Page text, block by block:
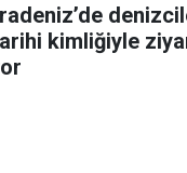
kimliğiyle